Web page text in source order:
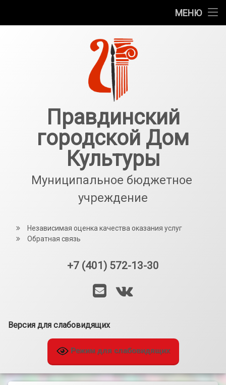
МЕНЮ
Структурные подразделения
Правдинский
городской Дом
Культуры
Муниципальное бюджетное
учреждение
Независимая оценка качества оказания услуг
Обратная связь
+7 (401) 572-13-30
E-mailVK
Версия для слабовидящих
Режим для слабовидящих